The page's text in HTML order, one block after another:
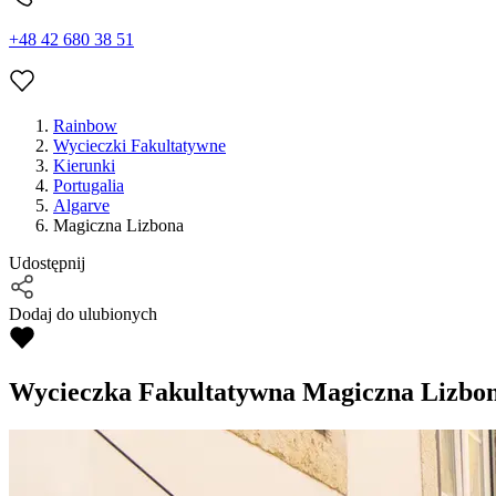
+48 42 680 38 51
Rainbow
Wycieczki Fakultatywne
Kierunki
Portugalia
Algarve
Magiczna Lizbona
Udostępnij
Dodaj do ulubionych
Wycieczka Fakultatywna Magiczna